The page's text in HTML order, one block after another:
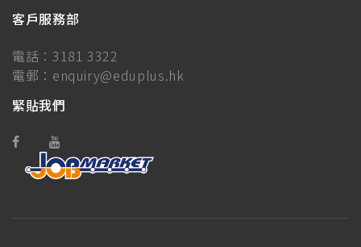
客戶服務部
電話： 3181 3322
電郵： enquiry@eduplus.hk
緊貼我們